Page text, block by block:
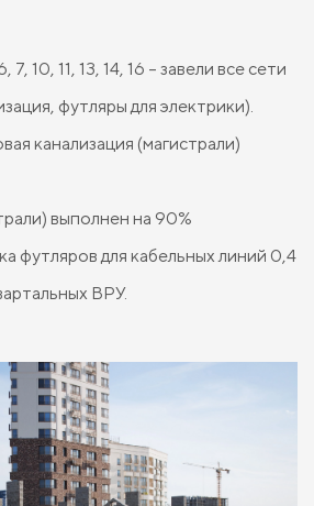
10, 11, 13, 14, 16 – завели все сети
футляры для электрики).
канализация (магистрали)
выполнен на 90%
футляров для кабельных линий 0,4
ВРУ.